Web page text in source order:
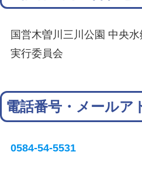
国営木曽川三川公園 中央
実行委員会
電話番号・メールア
0584-54-5531